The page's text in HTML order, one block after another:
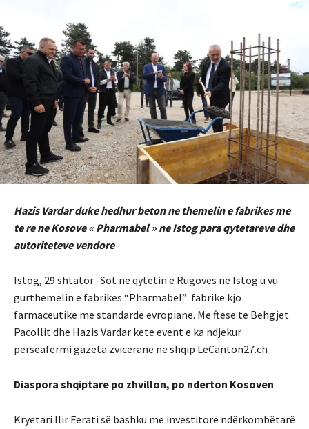
Hazis Vardar duke hedhur beton ne themelin e fabrikes me
te re ne Kosove « Pharmabel » ne Istog para qytetareve dhe
autoriteteve vendore
Istog, 29 shtator -Sot ne qytetin e Rugoves ne Istog u vu
gurthemelin e fabrikes “Pharmabel” fabrike kjo
farmaceutike me standarde evropiane. Me ftese te Behgjet
Pacollit dhe Hazis Vardar kete event e ka ndjekur
perseafermi gazeta zvicerane ne shqip LeCanton27.ch
Diaspora shqiptare po zhvillon, po nderton Kosoven
Kryetari Ilir Ferati së bashku me investitorë ndërkombëtarë